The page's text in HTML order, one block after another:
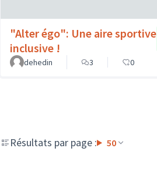
"Alter égo": Une aire sportive
inclusive !
dehedin
3 0
Résultats par page : 50